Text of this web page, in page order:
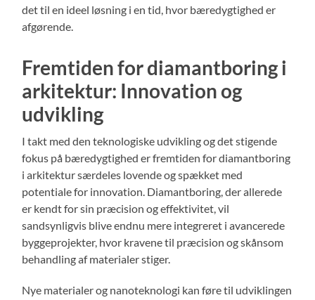
det til en ideel løsning i en tid, hvor bæredygtighed er
afgørende.
Fremtiden for diamantboring i
arkitektur: Innovation og
udvikling
I takt med den teknologiske udvikling og det stigende
fokus på bæredygtighed er fremtiden for diamantboring
i arkitektur særdeles lovende og spækket med
potentiale for innovation. Diamantboring, der allerede
er kendt for sin præcision og effektivitet, vil
sandsynligvis blive endnu mere integreret i avancerede
byggeprojekter, hvor kravene til præcision og skånsom
behandling af materialer stiger.
Nye materialer og nanoteknologi kan føre til udviklingen